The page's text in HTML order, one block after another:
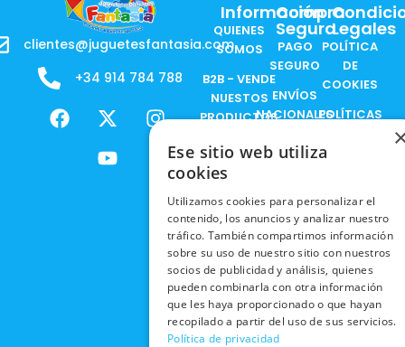
clientes@juguetesfantasia.com
+34 914 784 788
F
a
X
-
t
w
I
n
m
Y
o
u
t
Información
QUIENES
SOMOS
B2B - VENDE
NUESTOS
PRODUCTOS
RESPONSABILIDAD
SOCIAL
TRABAJA
CON
NOSOTROS
NUESTRAS
TIENDAS
BLACK
FRIDAY
Compra
Segura
PAGO
SEGURO
ENVÍOS
NACIONALES
ENVÍOS
INTERNACIONALES
EN TIENDA
DEVOLUCIONES
Y CAMBIOS
CANCELAR
PEDIDO
Legales
POLÍTICA
DE
COOKIES
POLÍTICAS
PRIVACIDAD
POLÍTICA DE
PRIVACIDAD
CONDICIONES
DE COMPRA
Ese sitio web utiliza
cookies
Utilizamos cookies para personalizar el
contenido, los anuncios y analizar nuestro
tráfico. También compartimos información
sobre su uso de nuestro sitio con nuestros
socios de publicidad y análisis, quienes
pueden combinarla con otra información
que les haya proporcionado o que hayan
recopilado a partir del uso de sus servicios.
Política de privacidad